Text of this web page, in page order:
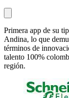
Primera app de su
Andina, lo que
términos de
talento 100%
región.